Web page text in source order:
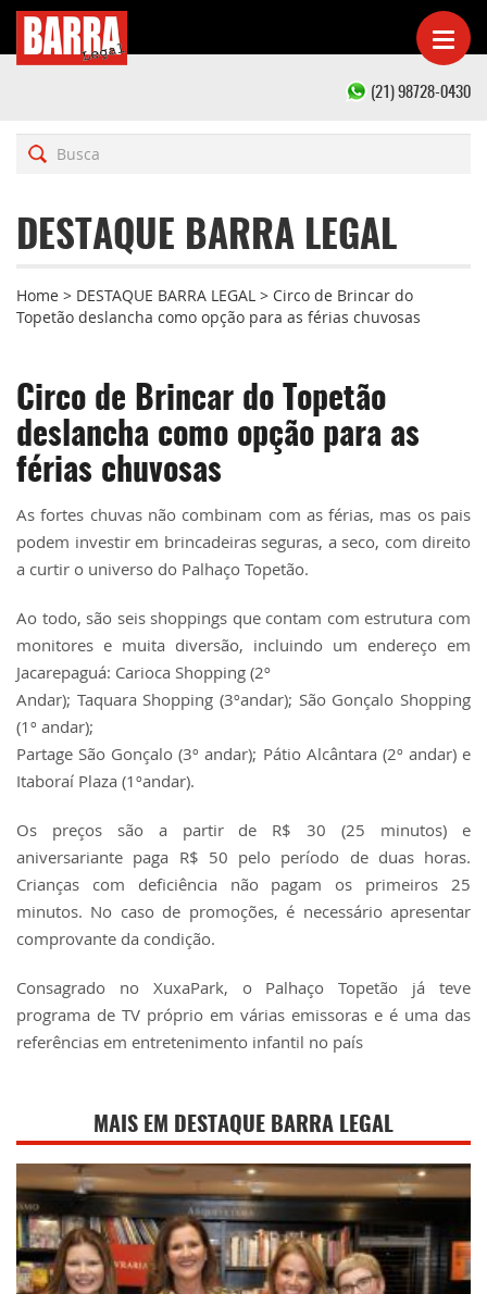
(21) 98728-0430
DESTAQUE BARRA LEGAL
Home > DESTAQUE BARRA LEGAL > Circo de Brincar do
Topetão deslancha como opção para as férias chuvosas
Circo de Brincar do Topetão
deslancha como opção para as
férias chuvosas
As fortes chuvas não combinam com as férias, mas os pais
podem investir em brincadeiras seguras, a seco, com direito
a curtir o universo do Palhaço Topetão.
Ao todo, são seis shoppings que contam com estrutura com
monitores e muita diversão, incluindo um endereço em
Jacarepaguá: Carioca Shopping (2º
Andar); Taquara Shopping (3ºandar); São Gonçalo Shopping
(1º andar);
Partage São Gonçalo (3º andar); Pátio Alcântara (2º andar) e
Itaboraí Plaza (1ºandar).
Os preços são a partir de R$ 30 (25 minutos) e
aniversariante paga R$ 50 pelo período de duas horas.
Crianças com deficiência não pagam os primeiros 25
minutos. No caso de promoções, é necessário apresentar
comprovante da condição.
Consagrado no XuxaPark, o Palhaço Topetão já teve
programa de TV próprio em várias emissoras e é uma das
referências em entretenimento infantil no país
MAIS EM DESTAQUE BARRA LEGAL